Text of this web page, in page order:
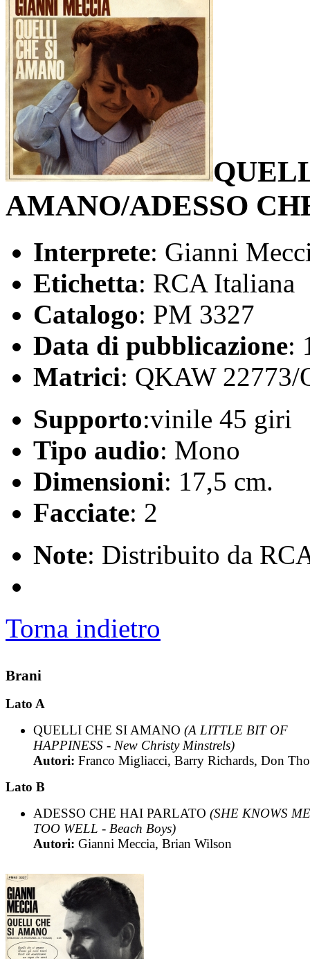
AMANO/ADESSO
Interprete: Gianni
Etichetta: RCA Italiana
Catalogo: PM 3327
Data di pubblicazione:
Matrici: QKAW 22773/
Supporto:vinile 45 giri
Tipo audio: Mono
Dimensioni: 17,5 cm.
Facciate: 2
Note: Distribuito da
Torna indietro
Brani
Lato A
QUELLI CHE SI AMANO (A LITTLE BIT OF
HAPPINESS - New Christy Minstrels)
Autori: Franco Migliacci, Barry Richards, Don
Lato B
ADESSO CHE HAI PARLATO (SHE KNOWS ME
TOO WELL - Beach Boys)
Autori: Gianni Meccia, Brian Wilson